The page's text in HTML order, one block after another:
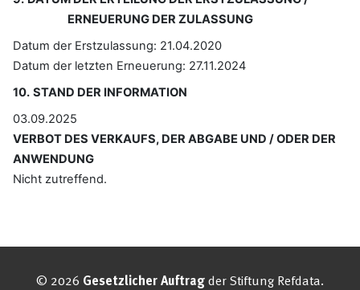
© 2026 Gesetzlicher Auftrag der Stiftung Refdata.